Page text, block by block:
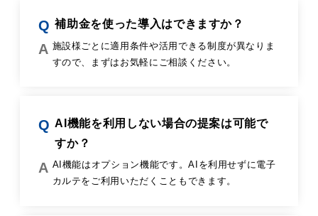
補助金を使った導入はできますか？
施設様ごとに適用条件や活用できる制度が異なりま
すので、まずはお気軽にご相談ください。
AI機能を利用しない場合の提案は可能で
すか？
AI機能はオプション機能です。AIを利用せずに電子
カルテをご利用いただくこともできます。